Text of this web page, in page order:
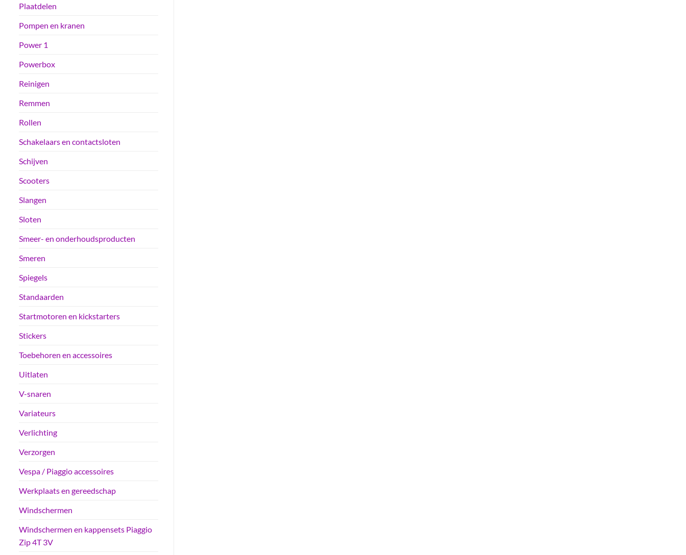
Plaatdelen
Pompen en kranen
Power 1
Powerbox
Reinigen
Remmen
Rollen
Schakelaars en contactsloten
Schijven
Scooters
Slangen
Sloten
Smeer- en onderhoudsproducten
Smeren
Spiegels
Standaarden
Startmotoren en kickstarters
Stickers
Toebehoren en accessoires
Uitlaten
V-snaren
Variateurs
Verlichting
Verzorgen
Vespa / Piaggio accessoires
Werkplaats en gereedschap
Windschermen
Windschermen en kappensets Piaggio
Zip 4T 3V